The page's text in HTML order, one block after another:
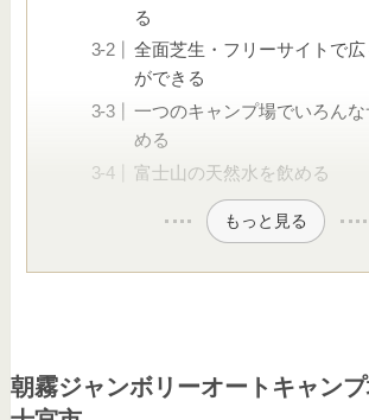
る
全面芝生・フリーサイトで
ができる
一つのキャンプ場でいろん
める
富士山の天然水を飲める
もっと見る
朝霧ジャンボリーオートキャン